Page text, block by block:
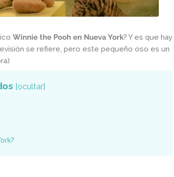
Winnie the Pooh en Nueva York? Y es que hay
se refiere, pero este pequeño oso es un
[ocultar]